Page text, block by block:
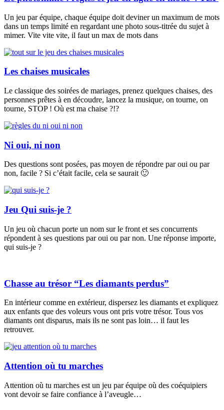
Un jeu par équipe, chaque équipe doit deviner un maximum de mots
dans un temps limité en regardant une photo sous-titrée du sujet à
mimer. Vite vite vite, il faut un max de mots dans
Les chaises musicales
Le classique des soirées de mariages, prenez quelques chaises, des
personnes prêtes à en découdre, lancez la musique, on tourne, on
tourne, STOP ! Où est ma chaise ?!?
Ni oui, ni non
Des questions sont posées, pas moyen de répondre par oui ou par
non, facile ? Si c’était facile, cela se saurait 🙂
Jeu Qui suis-je ?
Un jeu où chacun porte un nom sur le front et ses concurrents
répondent à ses questions par oui ou par non. Une réponse importe,
qui suis-je ?
Chasse au trésor “Les diamants perdus”
En intérieur comme en extérieur, dispersez les diamants et expliquez
aux enfants que des voleurs vous ont pris votre trésor. Tous vos
diamants ont disparus, mais ils ne sont pas loin… il faut les
retrouver.
Attention où tu marches
Attention où tu marches est un jeu par équipe où des coéquipiers
vont devoir se faire confiance à l’aveugle…